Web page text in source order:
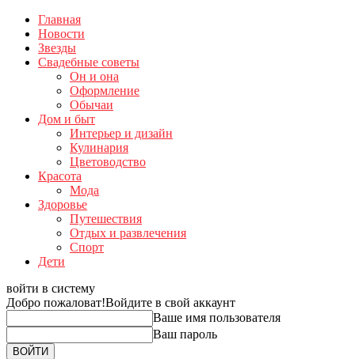
Главная
Новости
Звезды
Свадебные советы
Он и она
Оформление
Обычаи
Дом и быт
Интерьер и дизайн
Кулинария
Цветоводство
Красота
Мода
Здоровье
Путешествия
Отдых и развлечения
Спорт
Дети
войти в систему
Добро пожаловат!Войдите в свой аккаунт
Ваше имя пользователя
Ваш пароль